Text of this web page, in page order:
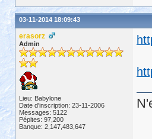
03-11-2014 18:09:43
erasorz
Admin
Lieu: Babylone
Date d'inscription: 23-11-2006
Messages: 5122
Pépites: 97,200
Banque: 2,147,483,647